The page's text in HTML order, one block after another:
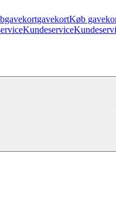
gavekortgavekortKøb
Kundeservice